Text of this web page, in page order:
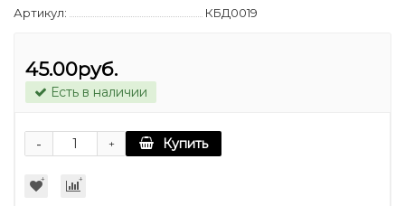
Артикул:
КБД0019
45.00руб.
Есть в наличии
+
- Купить